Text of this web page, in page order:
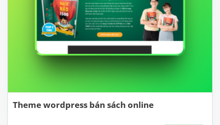
Theme wordpress bán sách online